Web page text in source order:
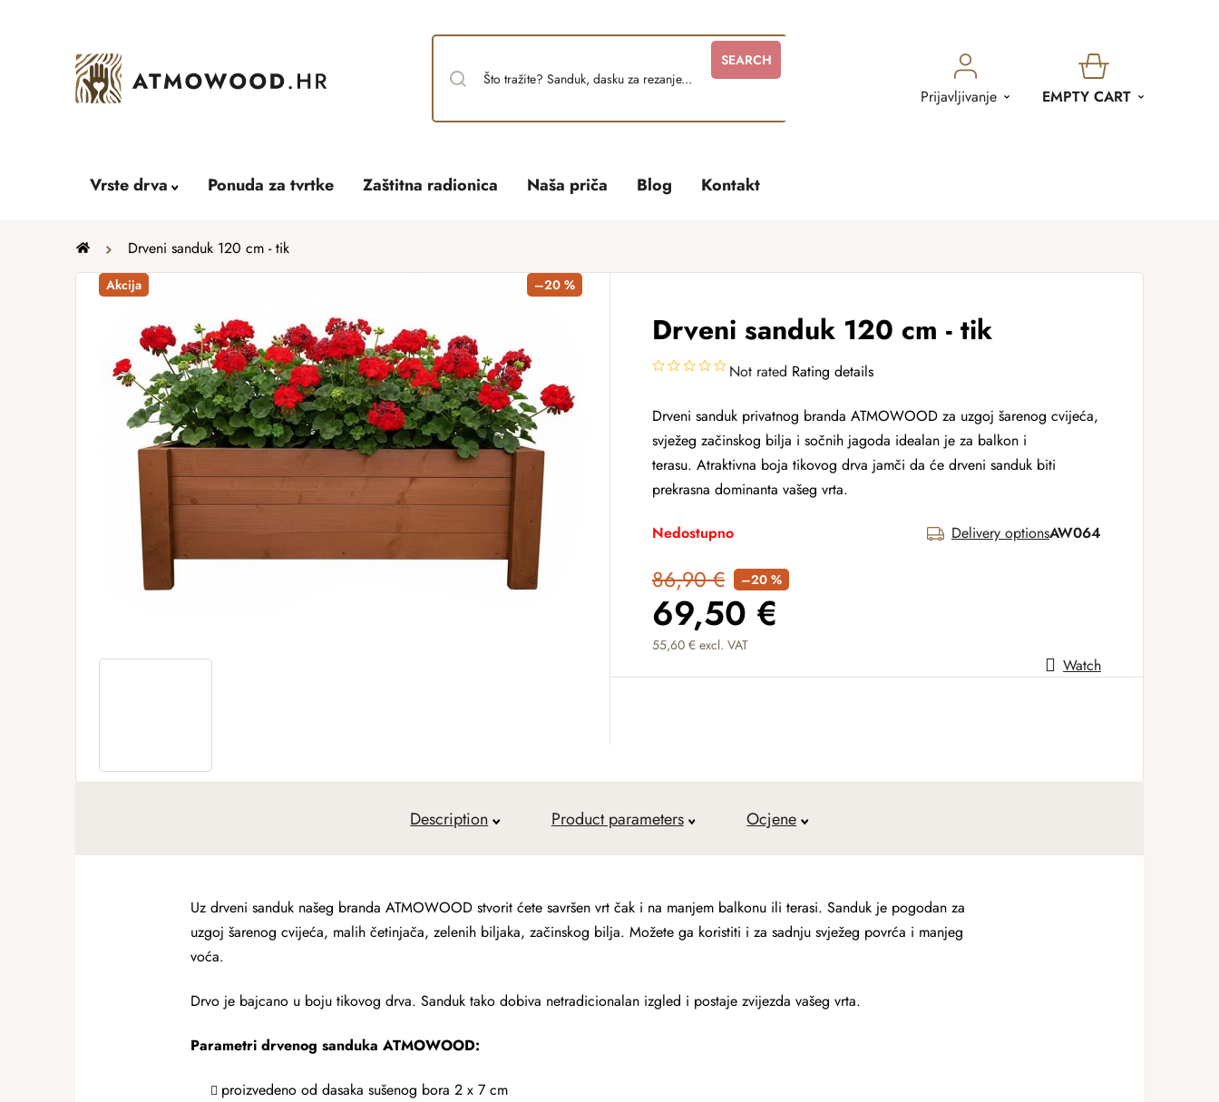
SEARCH
Prijavljivanje
SHOPPING
EMPTY CART
Vrste drva Ponuda za tvrtke Zaštitna radionica Naša priča Blog Kontakt
Home Drveni sanduk 120 cm - tik
Drveni sanduk 120 cm - tik
Not rated Rating details
Drveni sanduk privatnog branda ATMOWOOD za uzgoj šarenog cvijeća,
svježeg začinskog bilja i sočnih jagoda idealan je za balkon i
terasu. Atraktivna boja tikovog drva jamči da će drveni sanduk biti
prekrasna dominanta vašeg vrta.
Nedostupno Delivery optionsAW064
86,90 € –20 %
69,50 €
55,60 € excl. VAT
Measure price: Watch
Akcija –20 %
Description Product parameters Ocjene
Uz drveni sanduk našeg branda ATMOWOOD stvorit ćete savršen vrt čak i na manjem balkonu ili terasi. Sanduk je pogodan za
uzgoj šarenog cvijeća, malih četinjača, zelenih biljaka, začinskog bilja. Možete ga koristiti i za sadnju svježeg povrća i manjeg
voća.
Drvo je bajcano u boju tikovog drva. Sanduk tako dobiva netradicionalan izgled i postaje zvijezda vašeg vrta.
Parametri drvenog sanduka ATMOWOOD:
proizvedeno od dasaka sušenog bora 2 x 7 cm